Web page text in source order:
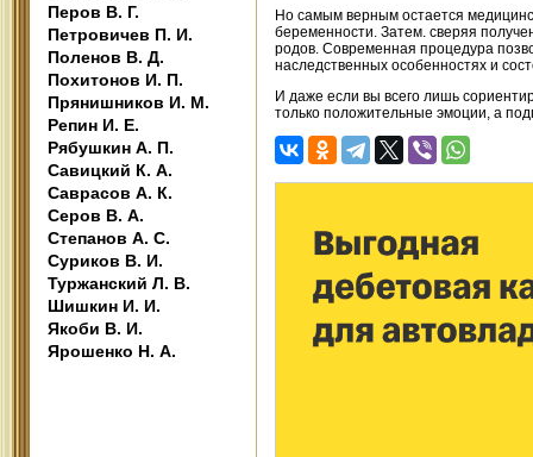
Перов В. Г.
Петровичев П. И.
Поленов В. Д.
Похитонов И. П.
Прянишников И. М.
Репин И. Е.
Рябушкин А. П.
Савицкий К. А.
Саврасов А. К.
Серов В. А.
Степанов А. С.
Суриков В. И.
Туржанский Л. В.
Шишкин И. И.
Якоби В. И.
Ярошенко Н. А.
Но самым верным остается
беременности. Затем. сверяя
родов. Современная процедура
наследственных особенностях и
И даже если вы всего лишь
только положительные эмоции, а